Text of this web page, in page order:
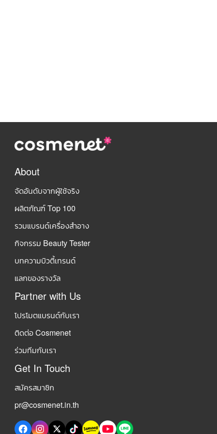
About
จัดอันดับจากผู้ใช้จริง
ผลิตภัณฑ์ Top 100
รวมแบรนด์เครื่องสำอาง
กิจกรรม Beauty Tester
บทความบิวตี้เทรนด์
แลกของรางวัล
Partner with Us
โปรโมตแบรนด์กับเรา
ติดต่อ Cosmenet
ร่วมทีมกับเรา
Get In Touch
สมัครสมาชิก
pr@cosmenet.in.th